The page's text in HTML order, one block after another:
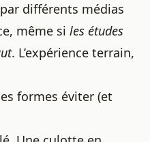
différents médias
même si les études
. L’expérience terrain,
formes éviter (et